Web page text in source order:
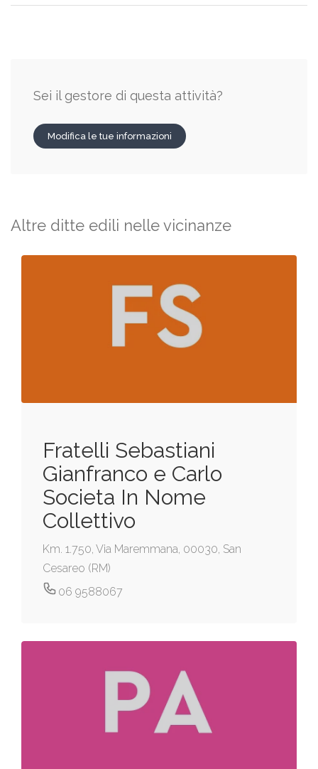
Sei il gestore di questa attività?
Modifica le tue informazioni
Altre ditte edili nelle vicinanze
Fratelli Sebastiani
Gianfranco e Carlo
Societa In Nome
Collettivo
Km. 1.750, Via Maremmana, 00030, San
Cesareo (RM)
06 9588067